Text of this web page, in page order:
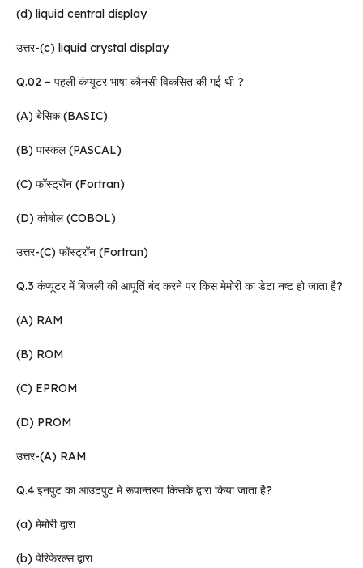
(d) liquid central display
उत्तर-(c) liquid crystal display
Q.02 – पहली कंप्यूटर भाषा कौनसी विकसित की गई थी ?
(A) बेसिक (BASIC)
(B) पास्कल (PASCAL)
(C) फॉस्ट्रॉन (Fortran)
(D) कोबोल (COBOL)
उत्तर-(C) फॉस्ट्रॉन (Fortran)
Q.3 कंप्यूटर में बिजली की आपूर्ति बंद करने पर किस मेमोरी का डेटा नष्ट हो जाता है?
(A) RAM
(B) ROM
(C) EPROM
(D) PROM
उत्तर-(A) RAM
Q.4 इनपुट का आउटपुट मे रूपान्तरण किसके द्वारा किया जाता है?
(a) मेमोरी द्वारा
(b) पेरिफेरल्स द्वारा